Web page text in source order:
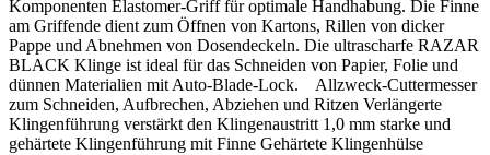
Komponenten Elastomer-Griff für optimale Handhabung. Die Finne
am Griffende dient zum Öffnen von Kartons, Rillen von dicker
Pappe und Abnehmen von Dosendeckeln. Die ultrascharfe RAZAR
BLACK Klinge ist ideal für das Schneiden von Papier, Folie und
dünnen Materialien mit Auto-Blade-Lock. Allzweck-Cuttermesser
zum Schneiden, Aufbrechen, Abziehen und Ritzen Verlängerte
Klingenführung verstärkt den Klingenaustritt 1,0 mm starke und
gehärtete Klingenführung mit Finne Gehärtete Klingenhülse